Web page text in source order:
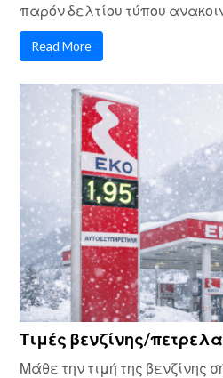
παρόν δελτίου τύπου
Read More
Τιμές βενζίνης/
Μάθε την τιμή της βενζίνης